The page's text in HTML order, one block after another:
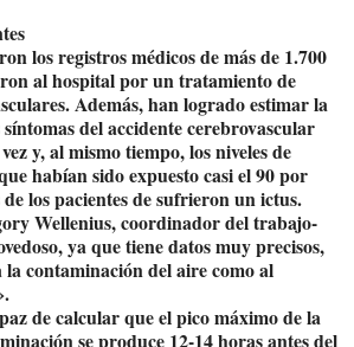
los registros médicos de más de 1.700
al hospital por un tratamiento de
Además, han logrado estimar la
del accidente cerebrovascular
y, al mismo tiempo, los niveles de
habían sido expuesto casi el 90 por
los pacientes de sufrieron un ictus.
Wellenius, coordinador del trabajo-
ya que tiene datos muy precisos,
la contaminación del aire como al
de calcular que el pico máximo de la
se produce 12-14 horas antes del